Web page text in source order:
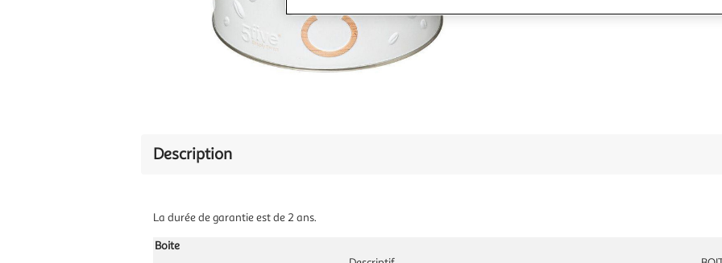
Description
La durée de garantie est de 2 ans.
Boite